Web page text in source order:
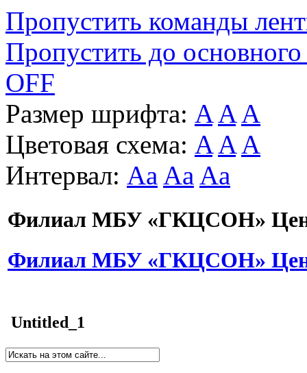
Пропустить команды
Пропустить до основного
OFF
Размер шрифта: A A A
Цветовая схема: A A A
Интервал: Aa Aa Aa
Филиал МБУ «ГКЦСОН»
Филиал МБУ «ГКЦСОН»
Untitled_1